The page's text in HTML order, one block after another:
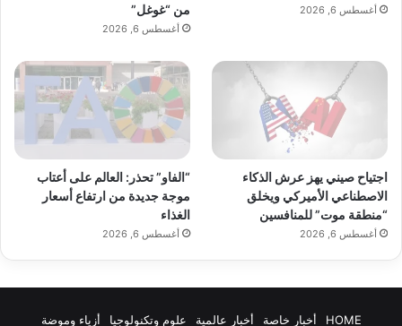
أغسطس 6, 2026
من “غوغل”
أغسطس 6, 2026
اجتياح صيني يهز عرش الذكاء
الاصطناعي الأميركي ويخلق
“منطقة موت” للمنافسين
أغسطس 6, 2026
“الفاو” تحذر: العالم على أعتاب
موجة جديدة من ارتفاع أسعار
الغذاء
أغسطس 6, 2026
HOME أخبار خاصة أخبار عالمية علوم وتكنولوجيا أزياء وموضة